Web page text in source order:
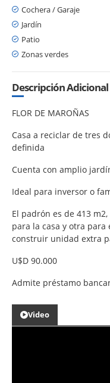
Cochera / Garaje
Jardín
Patio
Zonas verdes
Descripción Adicional
FLOR DE MAROÑAS
Casa a reciclar de tres
definida
Cuenta con amplio
Ideal para inversor o
El padrón es de 413
para la casa y otra
construir unidad extra
U$D 90.000
Admite préstamo
Video